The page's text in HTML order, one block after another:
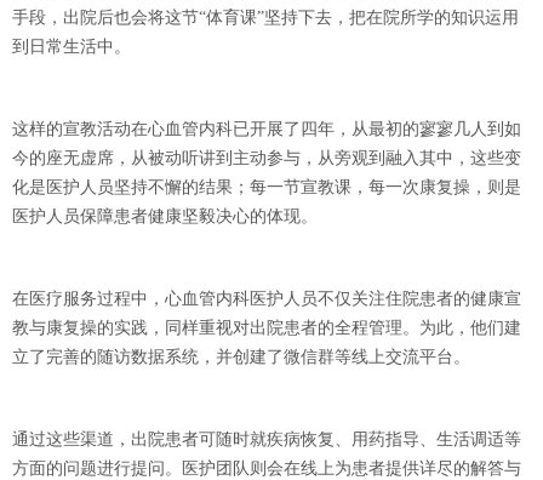
手段，出院后也会将这节“体育课”坚持下去，把在院所学的知识运用
到日常生活中。
这样的宣教活动在心血管内科已开展了四年，从最初的寥寥几人到如
今的座无虚席，从被动听讲到主动参与，从旁观到融入其中，这些变
化是医护人员坚持不懈的结果；每一节宣教课，每一次康复操，则是
医护人员保障患者健康坚毅决心的体现。
在医疗服务过程中，心血管内科医护人员不仅关注住院患者的健康宣
教与康复操的实践，同样重视对出院患者的全程管理。为此，他们建
立了完善的随访数据系统，并创建了微信群等线上交流平台。
通过这些渠道，出院患者可随时就疾病恢复、用药指导、生活调适等
方面的问题进行提问。医护团队则会在线上为患者提供详尽的解答与